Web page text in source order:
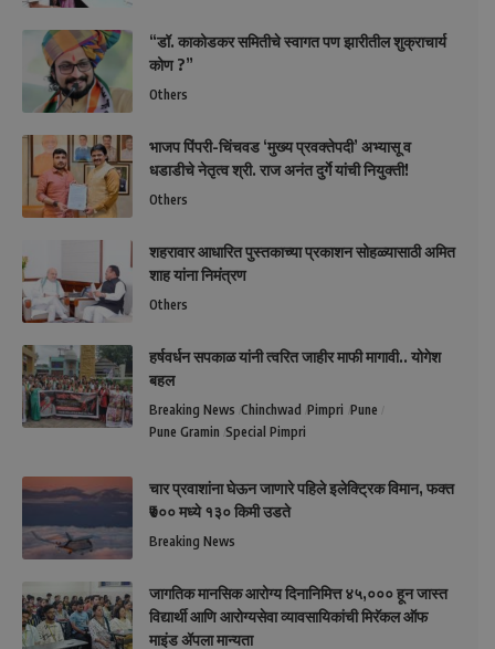
“डॉ. काकोडकर समितीचे स्वागत पण झारीतील शुक्राचार्य
कोण ?”
Others
भाजप पिंपरी-चिंचवड ‘मुख्य प्रवक्तेपदी’ अभ्यासू व
धडाडीचे नेतृत्व श्री. राज अनंत दुर्गे यांची नियुक्ती!
Others
शहरावार आधारित पुस्तकाच्या प्रकाशन सोहळ्यासाठी अमित
शाह यांना निमंत्रण
Others
हर्षवर्धन सपकाळ यांनी त्वरित जाहीर माफी मागावी.. योगेश
बहल
Breaking News Chinchwad Pimpri Pune
Pune Gramin Special Pimpri
चार प्रवाशांना घेऊन जाणारे पहिले इलेक्ट्रिक विमान, फक्त
₹७०० मध्ये १३० किमी उडते
Breaking News
जागतिक मानसिक आरोग्य दिनानिमित्त ४५,००० हून जास्त
विद्यार्थी आणि आरोग्यसेवा व्यावसायिकांची मिरॅकल ऑफ
माइंड ॲपला मान्यता